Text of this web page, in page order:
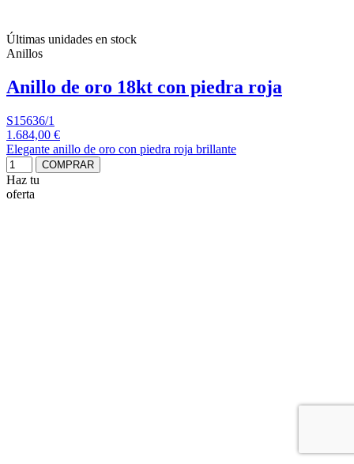
Últimas unidades en stock
Anillos
Anillo de oro 18kt con piedra roja
S15636/1
1.684,00 €
Elegante anillo de oro con piedra roja brillante
COMPRAR
Haz tu
oferta